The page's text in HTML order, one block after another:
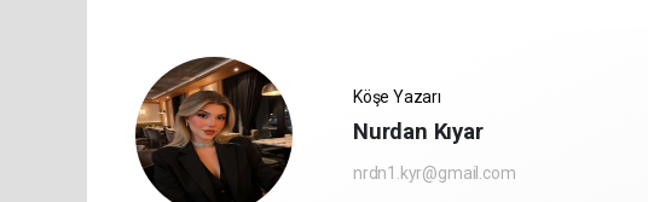
Köşe Yazarı
Nurdan Kıyar
nrdn1.kyr@gmail.com